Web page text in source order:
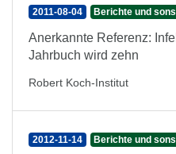
2011-08-04 Berichte und
Anerkannte Referenz:
Jahrbuch wird zehn
Robert Koch-Institut
2012-11-14 Berichte und